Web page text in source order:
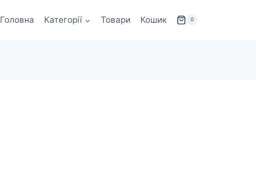
Головна Категорії Товари Кошик 0